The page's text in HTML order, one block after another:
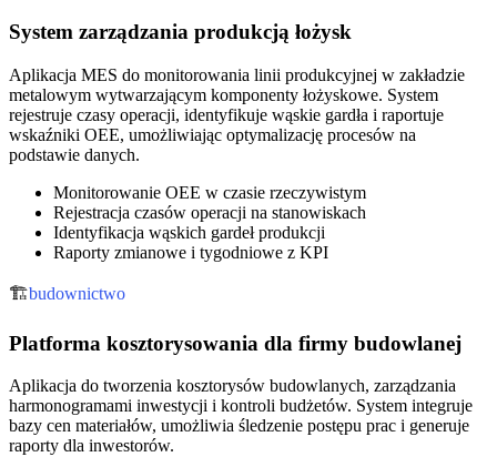
System zarządzania produkcją łożysk
Aplikacja MES do monitorowania linii produkcyjnej w zakładzie
metalowym wytwarzającym komponenty łożyskowe. System
rejestruje czasy operacji, identyfikuje wąskie gardła i raportuje
wskaźniki OEE, umożliwiając optymalizację procesów na
podstawie danych.
Monitorowanie OEE w czasie rzeczywistym
Rejestracja czasów operacji na stanowiskach
Identyfikacja wąskich gardeł produkcji
Raporty zmianowe i tygodniowe z KPI
🏗️budownictwo
Platforma kosztorysowania dla firmy budowlanej
Aplikacja do tworzenia kosztorysów budowlanych, zarządzania
harmonogramami inwestycji i kontroli budżetów. System integruje
bazy cen materiałów, umożliwia śledzenie postępu prac i generuje
raporty dla inwestorów.